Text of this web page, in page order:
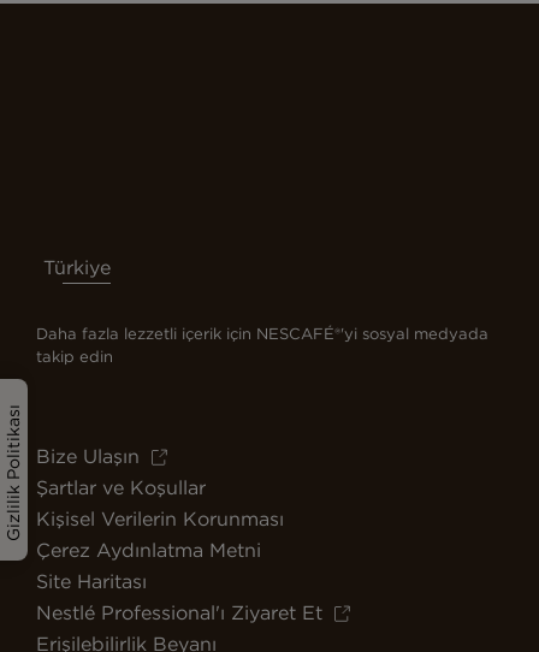
Gizlilik Politikası
Türkiye
Daha fazla lezzetli içerik için NESCAFÉ®'yi sosyal medyada
takip edin
Bize Ulaşın
Şartlar ve Koşullar
Kişisel Verilerin Korunması
Çerez Aydınlatma Metni
Site Haritası
Nestlé Professional'ı Ziyaret Et
Erişilebilirlik Beyanı